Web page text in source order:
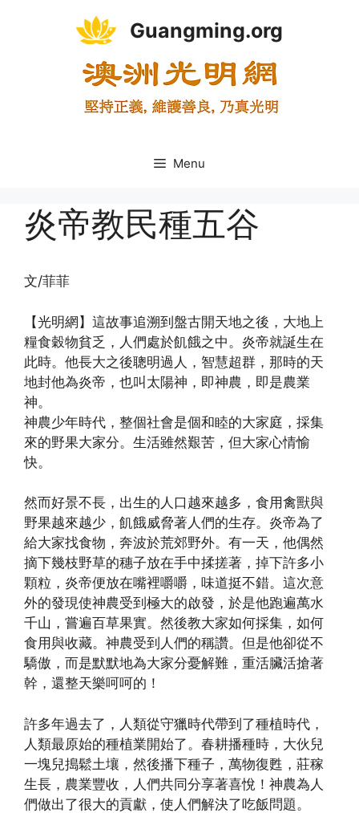
Guangming.org
Menu
炎帝教民種五谷
文/菲菲
【光明網】這故事追溯到盤古開天地之後，大地上
糧食穀物貧乏，人們處於飢餓之中。炎帝就誕生在
此時。他長大之後聰明過人，智慧超群，那時的天
地封他為炎帝，也叫太陽神，即神農，即是農業
神。
神農少年時代，整個社會是個和睦的大家庭，採集
來的野果大家分。生活雖然艱苦，但大家心情愉
快。
然而好景不長，出生的人口越來越多，食用禽獸與
野果越來越少，飢餓威脅著人們的生存。炎帝為了
給大家找食物，奔波於荒郊野外。有一天，他偶然
摘下幾枝野草的穗子放在手中揉搓著，掉下許多小
顆粒，炎帝便放在嘴裡嚼嚼，味道挺不錯。這次意
外的發現使神農受到極大的啟發，於是他跑遍萬水
千山，嘗遍百草果實。然後教大家如何採集，如何
食用與收藏。神農受到人們的稱讚。但是他卻從不
驕傲，而是默默地為大家分憂解難，重活臟活搶著
幹，還整天樂呵呵的！
許多年過去了，人類從守獵時代帶到了種植時代，
人類最原始的種植業開始了。春耕播種時，大伙兒
一塊兒搗鬆土壤，然後播下種子，萬物復甦，莊稼
生長，農業豐收，人們共同分享著喜悅！神農為人
們做出了很大的貢獻，使人們解決了吃飯問題。